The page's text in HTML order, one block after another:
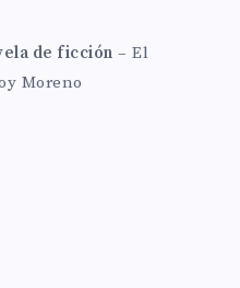
de ficción – El
Moreno